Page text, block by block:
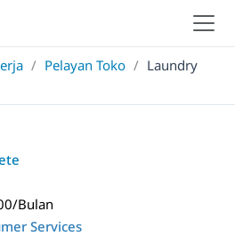
/ Pelayan Toko / Laundry
Bulan
Services